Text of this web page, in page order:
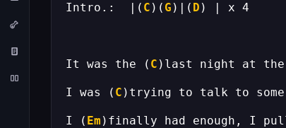
Intro.:  |( C )( G )|( D
It was the ( C )last night at the
I was ( C )trying to talk to some
I ( Em )finally had enough, I